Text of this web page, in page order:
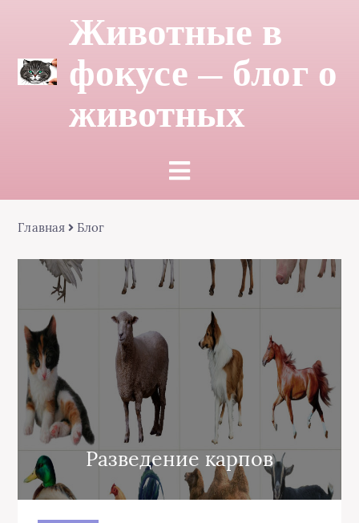
Животные в
фокусе — блог о
животных
Главная Блог
Разведение карпов